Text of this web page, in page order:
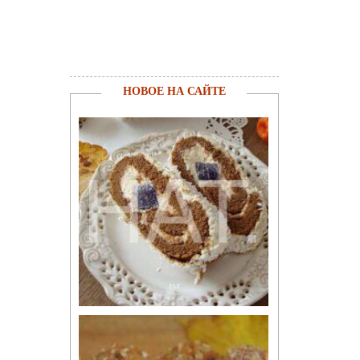
НОВОЕ НА САЙТЕ